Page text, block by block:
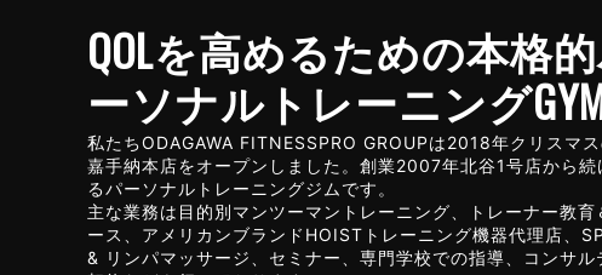
QOLを高めるための本格
ーソナルトレーニング
私たちODAGAWA FITNESSPRO GROUPは2018年クリスマス
嘉手納本店をオープンしました。創業2007年北谷1号店から続
るパーソナルトレーニングジムです。
主な業務は目的別マンツーマントレーニング、トレーナー教育
ース、アメリカンブランドHOISTトレーニング機器代理店、
& リンパマッサージ、セミナー、専門学校での指導、コンサル